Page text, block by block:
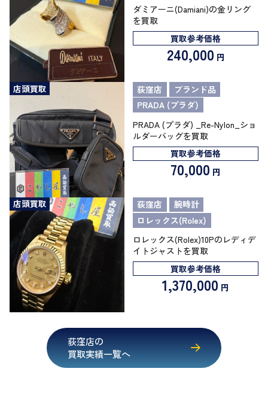
ダミアーニ(Damiani)の金リング
を買取
買取参考価格
240,000 円
店頭買取 荻窪店
ブランド品
PRADA (プラダ)
PRADA (プラダ) _Re-Nylon_ショ
ルダーバッグを買取
買取参考価格
70,000 円
店頭買取 荻窪店
腕時計
ロレックス(Rolex)
ロレックス(Rolex)10Pのレディデ
イトジャストを買取
買取参考価格
1,370,000 円
荻窪店の
買取実績一覧へ